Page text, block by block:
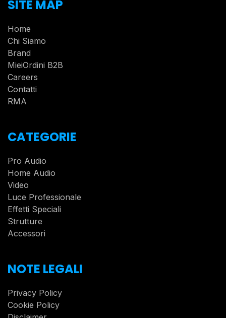
SITE MAP
Home
Chi Siamo
Brand
MieiOrdini B2B
Careers
Contatti
RMA
CATEGORIE
Pro Audio
Home Audio
Video
Luce Professionale
Effetti Speciali
Strutture
Accessori
NOTE LEGALI
Privacy Policy
Cookie Policy